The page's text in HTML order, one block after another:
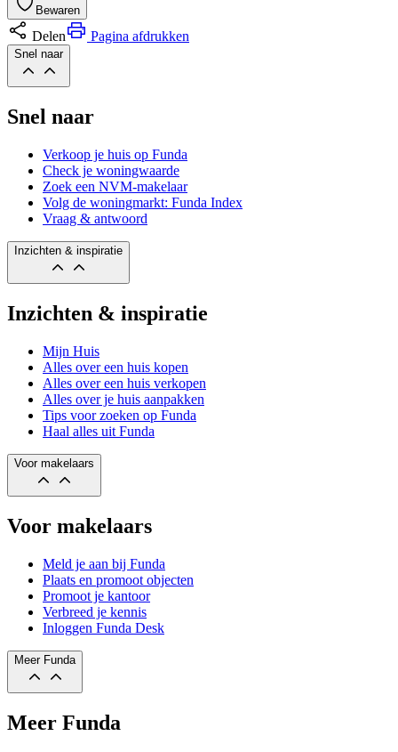
Bewaren
Delen Pagina afdrukken
Snel naar
Snel naar
Verkoop je huis op Funda
Check je woningwaarde
Zoek een NVM-makelaar
Volg de woningmarkt: Funda Index
Vraag & antwoord
Inzichten & inspiratie
Inzichten & inspiratie
Mijn Huis
Alles over een huis kopen
Alles over een huis verkopen
Alles over je huis aanpakken
Tips voor zoeken op Funda
Haal alles uit Funda
Voor makelaars
Voor makelaars
Meld je aan bij Funda
Plaats en promoot objecten
Promoot je kantoor
Verbreed je kennis
Inloggen Funda Desk
Meer Funda
Meer Funda